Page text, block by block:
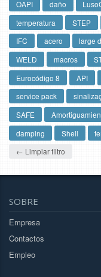
OAPI daño
temperatura
STEP
IFC
acero large
WELD
macros
Eurocódigo 8
API
service pack
SAFE
damping
Shell
← Limpiar filtro
SOBRE
Empresa
Contactos
Empleo